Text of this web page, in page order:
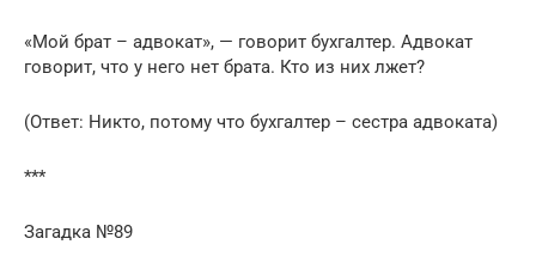
«Мой брат – адвокат», — говорит бухгалтер. Адвокат
говорит, что у него нет брата. Кто из них лжет?
(Ответ: Никто, потому что бухгалтер – сестра адвоката)
***
Загадка №89